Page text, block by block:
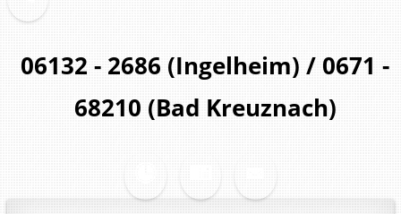
06132 - 2686 (Ingelheim) / 0671 -
68210 (Bad Kreuznach)